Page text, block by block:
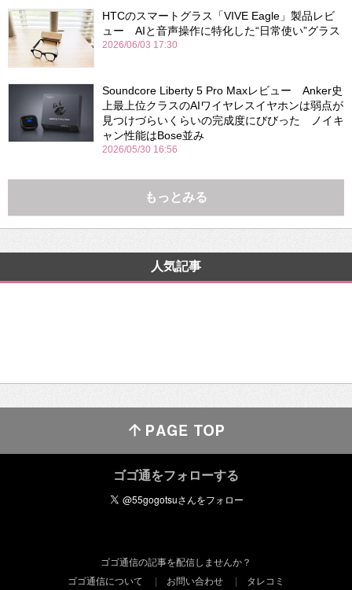
HTCのスマートグラス「VIVE Eagle」製品レビ
ュー AIと音声操作に特化した“日常使い”グラス
2026/06/03 17:30
Soundcore Liberty 5 Pro Maxレビュー Anker史
上最上位クラスのAIワイヤレスイヤホンは弱点が
見つけづらいくらいの完成度にびびった ノイキ
ャン性能はBose並み
2026/05/30 16:56
もっとみる
人気記事
ゴゴ通をフォローする
ゴゴ通信の記事を配信しませんか？
ゴゴ通信について
お問い合わせ タレコミ